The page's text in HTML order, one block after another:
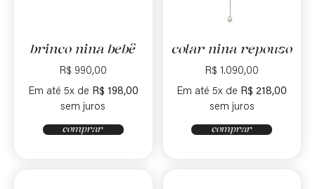
brinco nina bebê
R$ 990,00
Em até 5x de R$ 198,00
sem juros
comprar
colar nina repouso
R$ 1.090,00
Em até 5x de R$ 218,00
sem juros
comprar